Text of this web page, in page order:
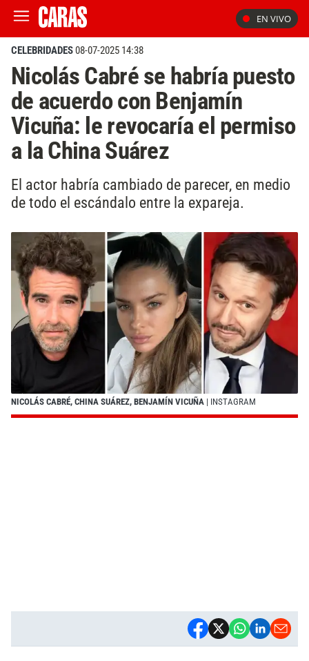
EN VIVO
CELEBRIDADES08-07-2025 14:38
Nicolás Cabré se habría puesto
de acuerdo con Benjamín
Vicuña: le revocaría el permiso
a la China Suárez
El actor habría cambiado de parecer, en medio
de todo el escándalo entre la expareja.
NICOLÁS CABRÉ, CHINA SUÁREZ, BENJAMÍN VICUÑA | INSTAGRAM